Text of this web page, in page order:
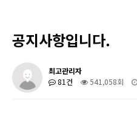
공지사항입니다.
최고관리자
81건
541,058회